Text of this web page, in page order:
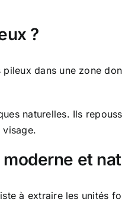
?
dans une zone
naturelles. Ils
et
à extraire les unités